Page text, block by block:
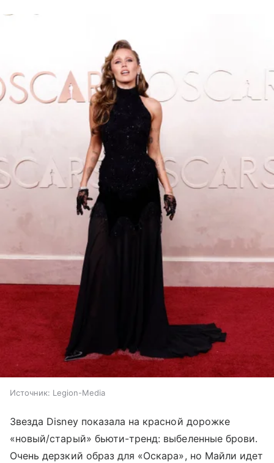
Источник: Legion-Media
Звезда Disney показала на красной дорожке
«новый/старый» бьюти-тренд: выбеленные брови.
Очень дерзкий образ для «Оскара», но Майли идет